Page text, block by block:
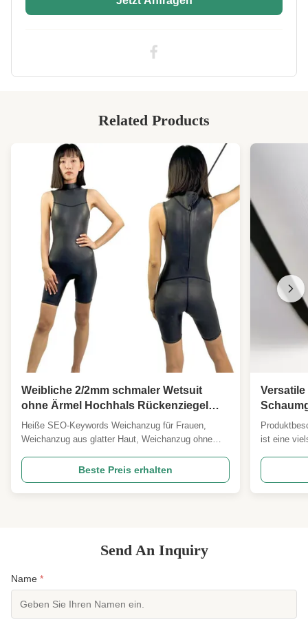
individuell angepasst
SCR-beschichtetes Neopren-Gewebe
Related Products
Weibliche 2/2mm schmaler Wetsuit
ohne Ärmel Hochhals Rückenziegel
Surfen, SUP, Schwimmen im offenen
Wasser, Tri Warm-Up
Heiße SEO-Keywords Weichanzug für Frauen,
Weichanzug aus glatter Haut, Weichanzug ohne
Weichanzug mit Ruckverschluss, Triathlon-Warm-
up-Anzug, Weichanzug aus offenem Wasser,
Weichanzug aus SUP, Surf-Springanzug,Windfestes
Beste Preis erhalten
Versatile
ist eine
es für eine
geeignet
Send An Inquiry
Name *